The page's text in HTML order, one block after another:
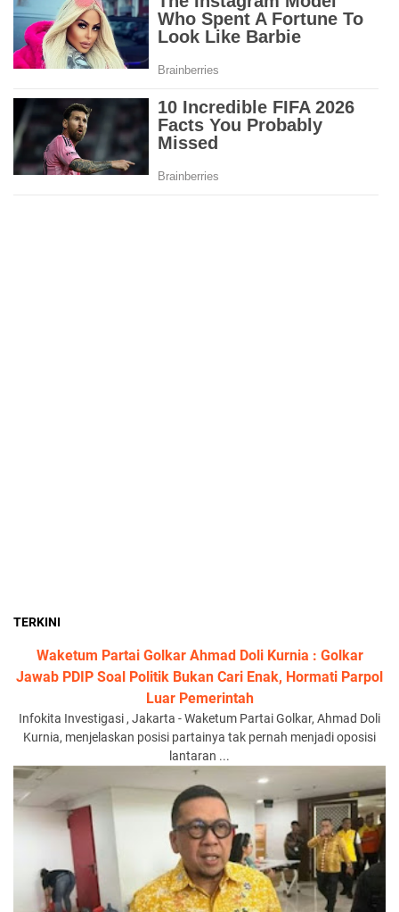
TERKINI
Waketum Partai Golkar Ahmad Doli Kurnia : Golkar
Jawab PDIP Soal Politik Bukan Cari Enak, Hormati Parpol
Luar Pemerintah
Infokita Investigasi , Jakarta - Waketum Partai Golkar, Ahmad Doli
Kurnia, menjelaskan posisi partainya tak pernah menjadi oposisi
lantaran ...